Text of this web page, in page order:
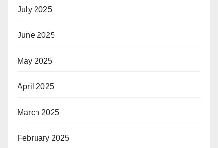
July 2025
June 2025
May 2025
April 2025
March 2025
February 2025